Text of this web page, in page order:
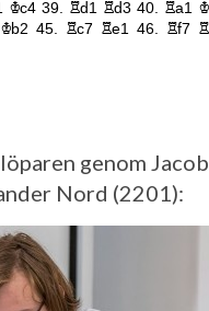
genom Jacob
Nord (2201):